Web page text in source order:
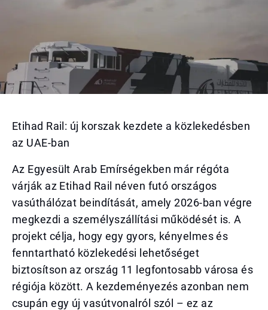
Etihad Rail: új korszak kezdete a közlekedésben
az UAE-ban
Az Egyesült Arab Emírségekben már régóta
várják az Etihad Rail néven futó országos
vasúthálózat beindítását, amely 2026-ban végre
megkezdi a személyszállítási működését is. A
projekt célja, hogy egy gyors, kényelmes és
fenntartható közlekedési lehetőséget
biztosítson az ország 11 legfontosabb városa és
régiója között. A kezdeményezés azonban nem
csupán egy új vasútvonalról szól – ez az